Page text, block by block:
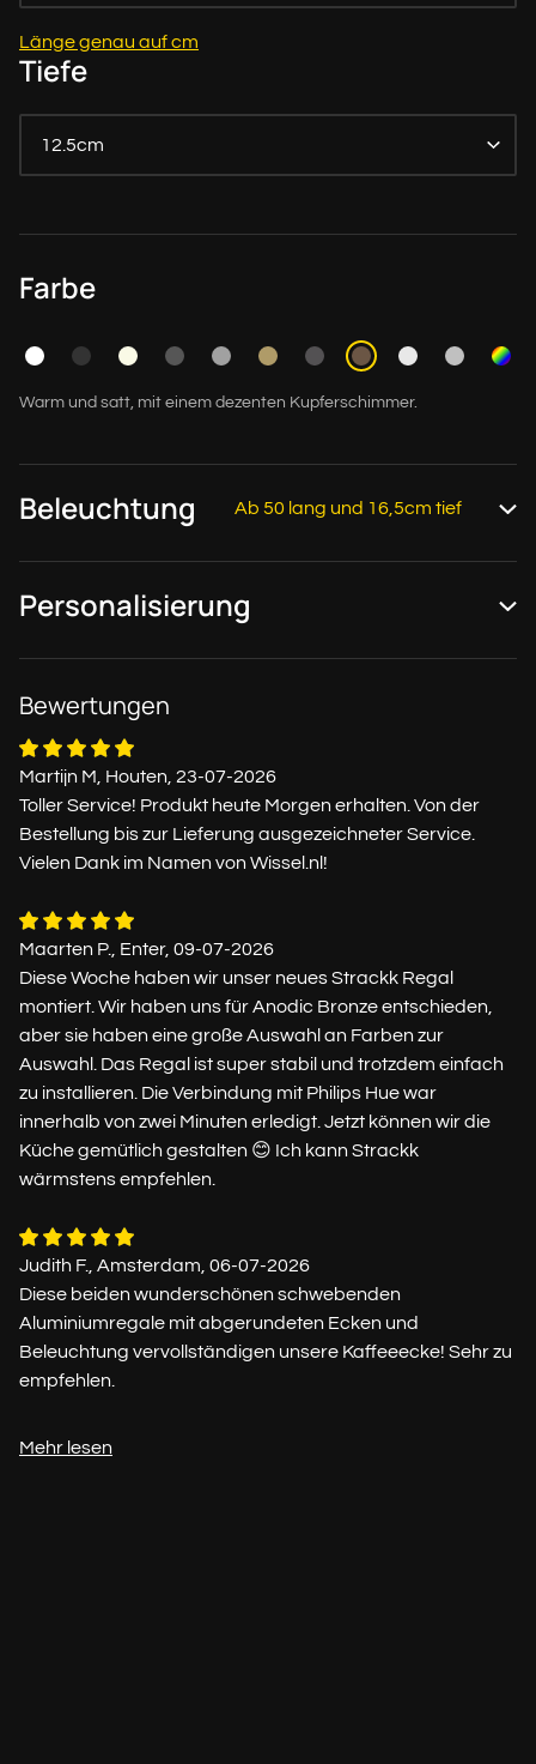
Länge genau auf cm
Tiefe
12.5cm
Farbe
Warm und satt, mit einem dezenten Kupferschimmer.
Beleuchtung Ab 50 lang und 16,5cm tief
Personalisierung
Bewertungen
Martijn M, Houten, 23-07-2026
Toller Service! Produkt heute Morgen erhalten. Von der
Bestellung bis zur Lieferung ausgezeichneter Service.
Vielen Dank im Namen von Wissel.nl!
Maarten P., Enter, 09-07-2026
Diese Woche haben wir unser neues Strackk Regal
montiert. Wir haben uns für Anodic Bronze entschieden,
aber sie haben eine große Auswahl an Farben zur
Auswahl. Das Regal ist super stabil und trotzdem einfach
zu installieren. Die Verbindung mit Philips Hue war
innerhalb von zwei Minuten erledigt. Jetzt können wir die
Küche gemütlich gestalten 😊 Ich kann Strackk
wärmstens empfehlen.
Judith F., Amsterdam, 06-07-2026
Diese beiden wunderschönen schwebenden
Aluminiumregale mit abgerundeten Ecken und
Beleuchtung vervollständigen unsere Kaffeeecke! Sehr zu
empfehlen.
Mehr lesen